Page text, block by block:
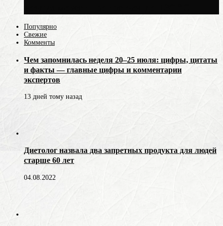
Популярно
Свежие
Комменты
Чем запомнилась неделя 20–25 июля: цифры, цитаты
и факты — главные цифры и комментарии
экспертов
13 дней тому назад
Диетолог назвала два запретных продукта для людей
старше 60 лет
04.08.2022